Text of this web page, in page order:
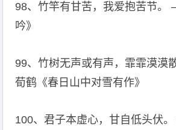
98、竹竿有甘苦，我爱抱苦节
吟》
99、竹树无声或有声，霏霏漠
荀鹤《春日山中对雪有作》
100、君子本虚心，甘自低头伏